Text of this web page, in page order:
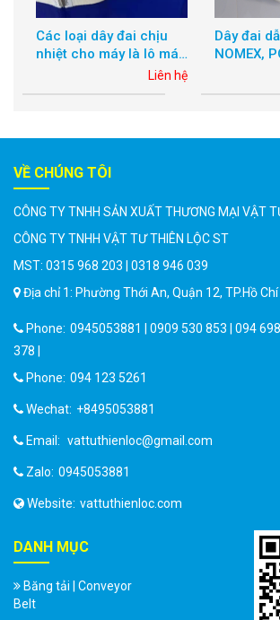
đai dẫn hướng
giặt ủi - Chiều
rộng 15mm - Dây
Dây băng
khổ rộng các
75 x 100 x 150 x
VỀ CHÚNG TÔI
CÔNG TY TNHH SẢN XUẤT THƯƠNG MẠI VẬT
CÔNG TY TNHH VẬT TƯ THIÊN LỘC ST
MST: 0315 968 203 | 0318 946 039
Địa chỉ 1: Phường Thới An, Quận 12, TP.Hồ
Phone: 0945053881 | 0909 530 853 | 094
378 |
Phone: 094 123 5261
Wechat: +8495053881
Email: vattuthienloc@gmail.com
Zalo: 0945053881
Website: vattuthienloc.com
DANH MỤC
Băng tải | Conveyor
Belt